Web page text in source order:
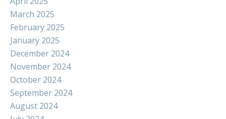
March 2025
February 2025
January 2025
December 2024
November 2024
October 2024
September 2024
August 2024